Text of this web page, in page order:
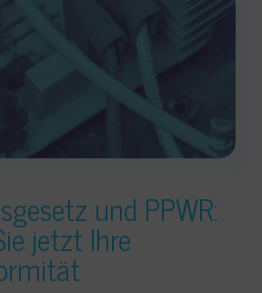
und PPWR:
jetzt Ihre